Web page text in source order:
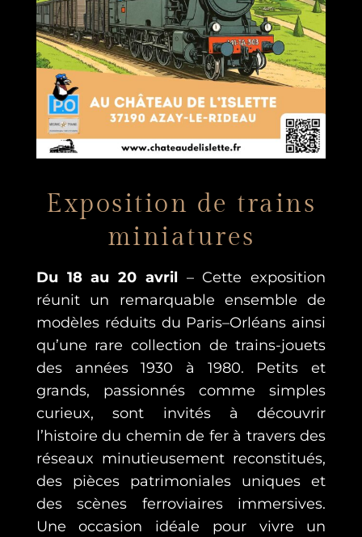
Exposition de trains
miniatures
Du 18 au 20 avril– Cette exposition
réunit un remarquable ensemble de
modèles réduits du Paris–Orléans ainsi
qu’une rare collection de trains-jouets
des années 1930 à 1980. Petits et
grands, passionnés comme simples
curieux, sont invités à découvrir
l’histoire du chemin de fer à travers des
réseaux minutieusement reconstitués,
des pièces patrimoniales uniques et
des scènes ferroviaires immersives.
Une occasion idéale pour vivre un